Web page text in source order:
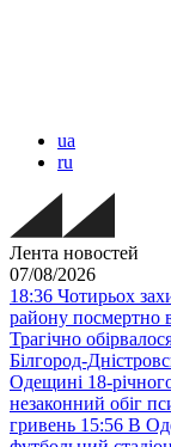
ua
ru
Лента новостей
07/08/2026
18:36 Чотирьох
району посмертно
Трагічно
Білгород-
Одещині 18-
незаконний обіг
гривень 15:56 В